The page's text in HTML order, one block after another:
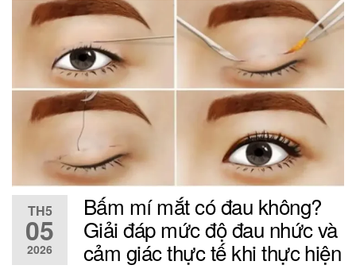
TH5
05
2026
Bấm mí mắt có đau không?
Giải đáp mức độ đau nhức và
cảm giác thực tế khi thực hiện